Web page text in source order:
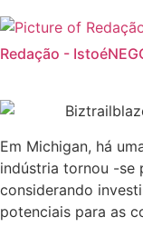
Redação -
Em Michigan, há
indústria tornou -se
considerando
potenciais para as